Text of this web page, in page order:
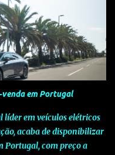
venda em Portugal
líder em veículos elétricos
acaba de disponibilizar
Portugal, com preço a